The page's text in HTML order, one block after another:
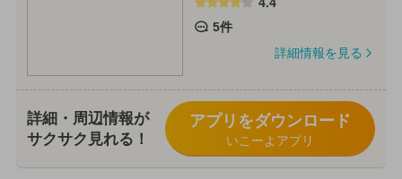
4.4
5件
詳細情報を見る
詳細・周辺情報が
サクサク見れる！
アプリをダウンロード
いこーよアプリ